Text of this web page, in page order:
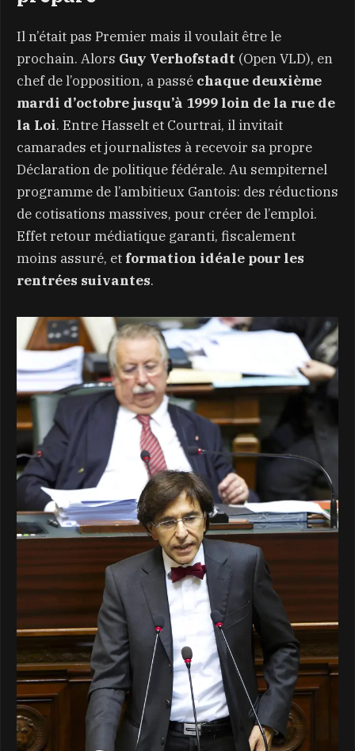
Il n’était pas Premier mais il voulait être le
prochain. Alors Guy Verhofstadt (Open VLD), en
chef de l’opposition, a passé chaque deuxième
mardi d’octobre jusqu’à 1999 loin de la rue de
la Loi. Entre Hasselt et Courtrai, il invitait
camarades et journalistes à recevoir sa propre
Déclaration de politique fédérale. Au sempiternel
programme de l’ambitieux Gantois: des réductions
de cotisations massives, pour créer de l’emploi.
Effet retour médiatique garanti, fiscalement
moins assuré, et formation idéale pour les
rentrées suivantes.